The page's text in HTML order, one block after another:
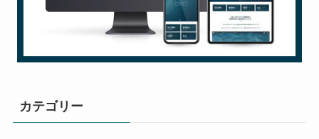
カテゴリー